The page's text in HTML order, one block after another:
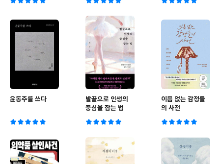
윤동주를 쓰다
발끝으로 인생의
중심을 잡는 법
이름 없는 감정들
의 사전